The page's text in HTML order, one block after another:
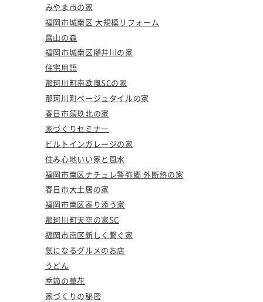
みやま市の家
福岡市城南区 大規模リフォーム
雷山の森
福岡市城南区樋井川の家
住宅用語
那珂川町南欧風SCの家
那珂川町ベージュタイルの家
春日市須玖北の家
家づくりセミナー
ビルトインガレージの家
住み心地いい家と風水
福岡市南区ナチュレ警弥郷 外断熱の家
春日市大土居の家
福岡市南区寄り添う家
那珂川町天空の家SC
福岡市南区新しく繋ぐ家
気になるグルメのお店
うどん
季節の草花
家づくりの秘密